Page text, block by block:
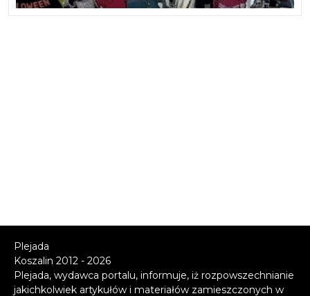
Plejada
Koszalin 2012 - 2026
Plejada, wydawca portalu, informuje, iż rozpowszechnianie
jakichkolwiek artykułów i materiałów zamieszczonych w